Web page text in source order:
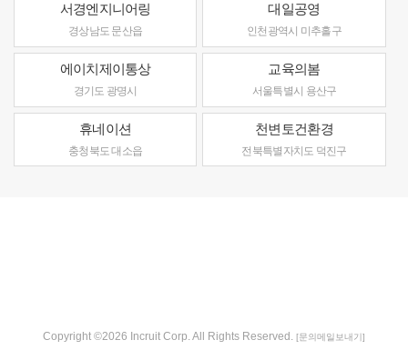
서경엔지니어링
경상남도 문산읍
대일공영
인천광역시 미추홀구
에이치제이통상
경기도 광명시
교육의봄
서울특별시 용산구
휴네이션
충청북도 대소읍
천변토건환경
전북특별자치도 덕진구
Copyright ©2026 Incruit Corp. All Rights Reserved. [문의메일보내기]